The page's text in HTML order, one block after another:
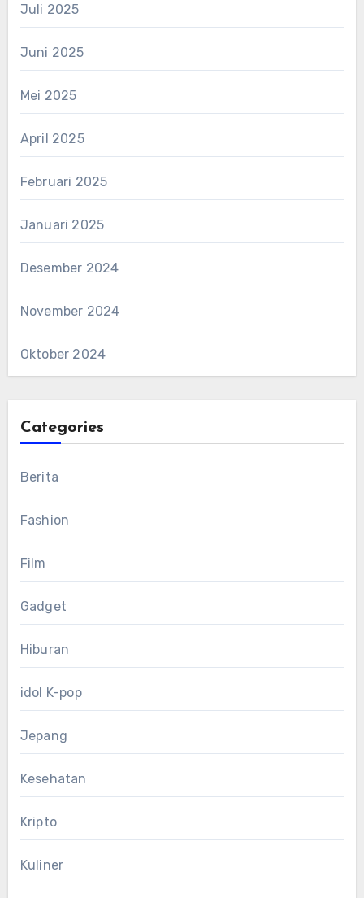
Juli 2025
Juni 2025
Mei 2025
April 2025
Februari 2025
Januari 2025
Desember 2024
November 2024
Oktober 2024
Categories
Berita
Fashion
Film
Gadget
Hiburan
idol K-pop
Jepang
Kesehatan
Kripto
Kuliner